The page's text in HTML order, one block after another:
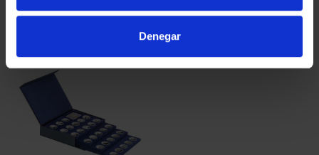
Denegar
registrados
registrados